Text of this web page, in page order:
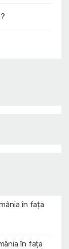
în fața
în fața